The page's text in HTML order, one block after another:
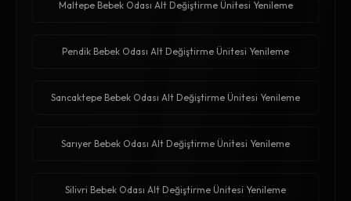
Maltepe Bebek Odası Alt Değiştirme Ünitesi Yenileme
Pendik Bebek Odası Alt Değiştirme Ünitesi Yenileme
Sancaktepe Bebek Odası Alt Değiştirme Ünitesi Yenileme
Sarıyer Bebek Odası Alt Değiştirme Ünitesi Yenileme
Silivri Bebek Odası Alt Değiştirme Ünitesi Yenileme